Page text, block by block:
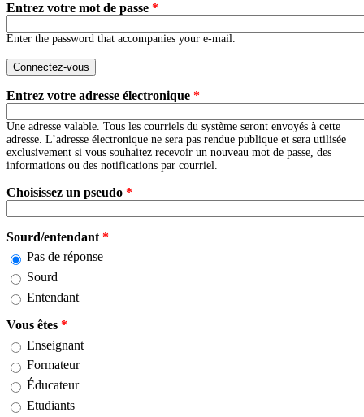
Entrez votre mot de passe *
Enter the password that accompanies your e-mail.
Entrez votre adresse électronique *
Une adresse valable. Tous les courriels du système seront envoyés à cette
adresse. L’adresse électronique ne sera pas rendue publique et sera utilisée
exclusivement si vous souhaitez recevoir un nouveau mot de passe, des
informations ou des notifications par courriel.
Choisissez un pseudo *
Sourd/entendant *
Pas de réponse
Sourd
Entendant
Vous êtes *
Enseignant
Formateur
Éducateur
Etudiants